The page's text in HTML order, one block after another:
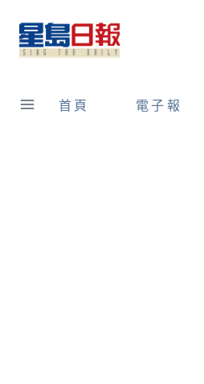
content
首頁 電子報